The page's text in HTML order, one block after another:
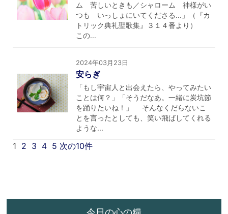
ム 苦しいときも／シャローム 神様がい
つも いっしょにいてくださる...」（『カ
トリック典礼聖歌集』３１４番より）
この...
2024年03月23日
安らぎ
「もし宇宙人と出会えたら、やってみたい
ことは何？」「そうだなあ。一緒に炭坑節
を踊りたいね！」 そんなくだらないこ
とを言ったとしても、笑い飛ばしてくれる
ような...
1 2 3 4 5 次の10件